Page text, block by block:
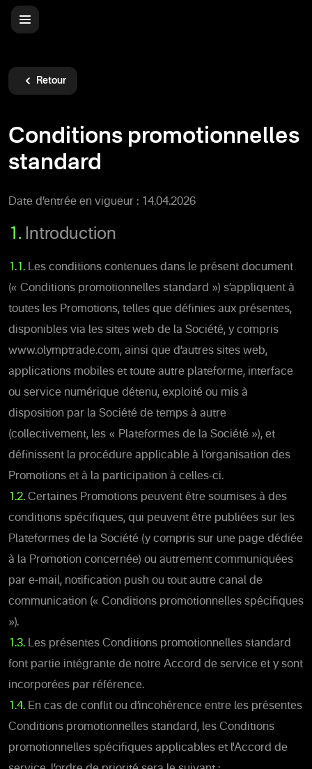
Retour
Conditions promotionnelles
standard
Date d’entrée en vigueur : 14.04.2026
1. Introduction
1.1. Les conditions contenues dans le présent document
(« Conditions promotionnelles standard ») s’appliquent à
toutes les Promotions, telles que définies aux présentes,
disponibles via les sites web de la Société, y compris
www.olymptrade.com, ainsi que d’autres sites web,
applications mobiles et toute autre plateforme, interface
ou service numérique détenu, exploité ou mis à
disposition par la Société de temps à autre
(collectivement, les « Plateformes de la Société »), et
définissent la procédure applicable à l’organisation des
Promotions et à la participation à celles-ci.
1.2. Certaines Promotions peuvent être soumises à des
conditions spécifiques, qui peuvent être publiées sur les
Plateformes de la Société (y compris sur une page dédiée
à la Promotion concernée) ou autrement communiquées
par e-mail, notification push ou tout autre canal de
communication (« Conditions promotionnelles spécifiques
»).
1.3. Les présentes Conditions promotionnelles standard
font partie intégrante de notre Accord de service et y sont
incorporées par référence.
1.4. En cas de conflit ou d’incohérence entre les présentes
Conditions promotionnelles standard, les Conditions
promotionnelles spécifiques applicables et l'Accord de